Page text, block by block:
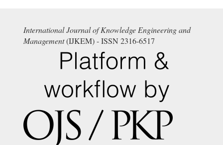
International Journal of Knowledge Engineering and
Management(IJKEM) - ISSN 2316-6517